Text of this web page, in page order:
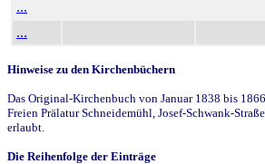
...
...
Hinweise zu den Kirchenbüchern
Das Original-Kirchenbuch von Januar 1838 bis
Freien Prälatur Schneidemühl, Josef-Schwank-
erlaubt.
Die Reihenfolge der Einträge